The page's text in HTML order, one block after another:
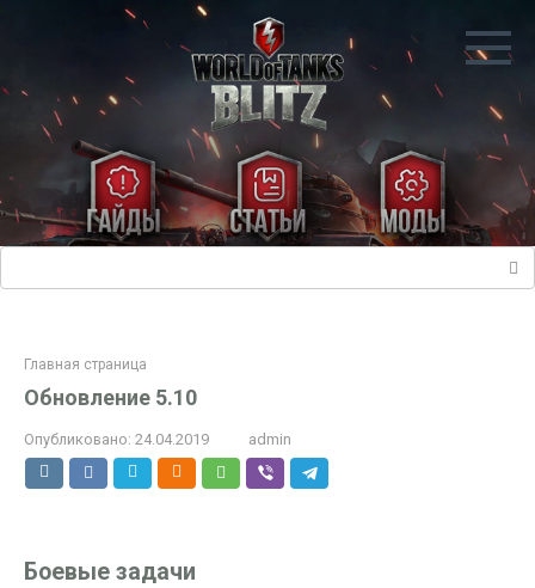
Главная страница
Обновление 5.10
Опубликовано: 24.04.2019 admin
Боевые задачи